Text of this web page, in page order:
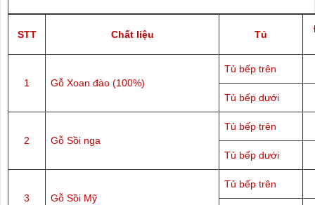
STT Chất liệu Tủ
1 Gỗ Xoan đào (100%)
Tủ bếp trên
Tủ bếp dưới
2 Gỗ Sồi nga
Tủ bếp trên
Tủ bếp dưới
3 Gỗ Sồi Mỹ
Tủ bếp trên